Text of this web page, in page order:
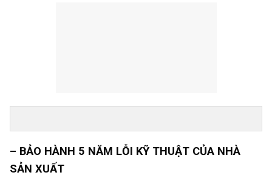
– BẢO HÀNH 5 NĂM LỖI KỸ THUẬT CỦA NHÀ
SẢN XUẤT